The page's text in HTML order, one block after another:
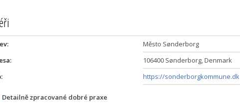
Město Sønderborg
106400 Sønderborg, Denmark
https://sonderborgkommune.dk
Detailně zpracované dobré praxe